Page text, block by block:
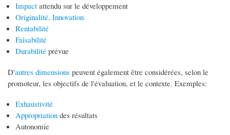
​Impact attendu sur le développement
Originalité, Innovation
Rentabilité
Faisabilité
Durabilité prévue
D'autres dimensions peuvent également être considérées, selon le
promoteur, les objectifs de l'évaluation, et le contexte. Exemples:
Exhaustivité
Appropriation des résultats
Autonomie